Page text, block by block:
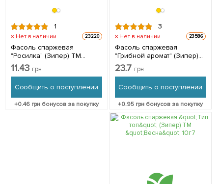
1
Нет в наличии 23220
Фасоль спаржевая
"Росилка" (Зипер) ТМ
"Весна" 15г
11.43 грн
Сообщить о поступлении
+0.46 грн бонусов за покупку
3
Нет в наличии 23586
Фасоль спаржевая
"Грибной аромат" (Зипер)
ТМ "Весна" 5г
23.7 грн
Сообщить о поступлении
+0.95 грн бонусов за покупку